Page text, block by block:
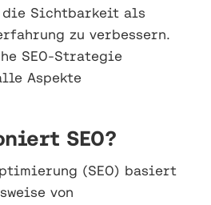
die Sichtbarkeit als
zu verbessern.
SEO-Strategie
Aspekte
SEO?
(SEO) basiert
von